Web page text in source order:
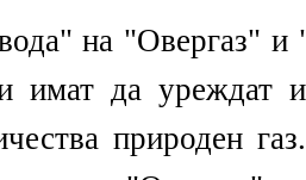
на "Овергаз" и
имат да уреждат
природен